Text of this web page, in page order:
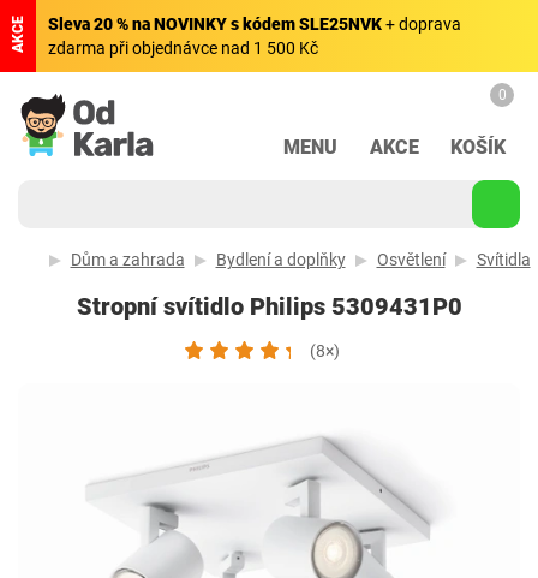
AKCE Sleva 20 % na NOVINKY s kódem SLE25NVK+ doprava
zdarma při objednávce nad 1 500 Kč
MENU AKCE
0
KOŠÍK
Dům a zahrada Bydlení a doplňky Osvětlení Svítidla
Stropní svítidlo Philips 5309431P0
(8×)